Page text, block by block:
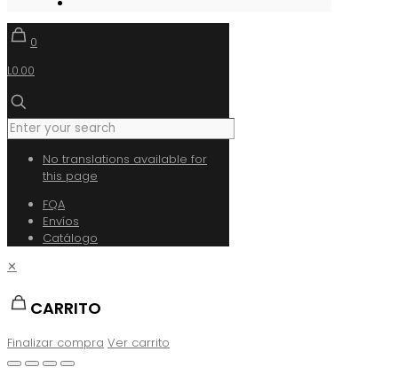
0
L0.00
No translations available for
this page
FQA
Envíos
Catálogo
✕
CARRITO
Finalizar compra Ver carrito